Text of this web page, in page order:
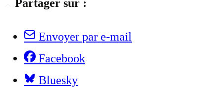
Partager sur :
Envoyer par e-mail
Facebook
Bluesky